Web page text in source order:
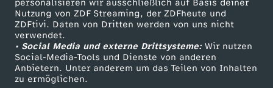
personalisieren wir ausschließlich auf Basis deiner
Nutzung von ZDF Streaming, der ZDFheute und
ZDFtivi. Daten von Dritten werden von uns nicht
verwendet.
• Social Media und externe Drittsysteme:Wir nutzen
Social-Media-Tools und Dienste von anderen
Anbietern. Unter anderem um das Teilen von Inhalten
zu ermöglichen.
d
e
ZDF Unternehmen
Karriere